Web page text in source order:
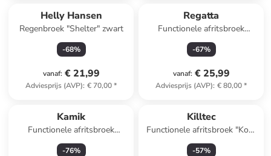
Helly Hansen
Regenbroek "Shelter" zwart
-68%
vanaf: € 21,99
Adviesprijs (AVP): € 70,00*
Regatta
Functionele afritsbroek
"Highton" antraciet
-67%
vanaf: € 25,99
Adviesprijs (AVP): € 80,00*
Kamik
Functionele afritsbroek
"Slayer" donkerblauw
-76%
Killtec
Functionele afritsbroek "Kos"
blauw
-57%